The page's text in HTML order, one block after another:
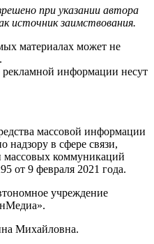
при указании автора
источник заимствования.
материалах может не
рекламной информации несут
массовой информации
надзору в сфере связи,
коммуникаций
от 9 февраля 2021 года.
учреждение
Михайловна.